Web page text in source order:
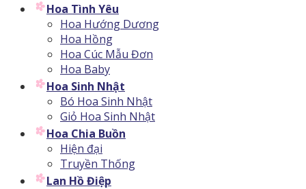
Hoa Tình Yêu
Hoa Hướng Dương
Hoa Hồng
Hoa Cúc Mẫu Đơn
Hoa Baby
Hoa Sinh Nhật
Bó Hoa Sinh Nhật
Giỏ Hoa Sinh Nhật
Hoa Chia Buồn
Hiện đại
Truyền Thống
Lan Hồ Điệp